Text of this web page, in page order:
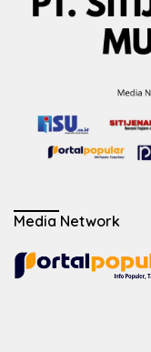
Media Network